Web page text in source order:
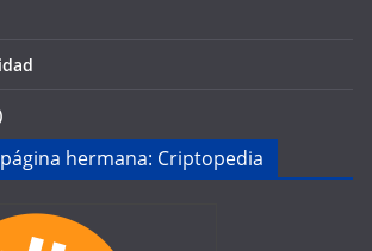
hermana: Criptopedia